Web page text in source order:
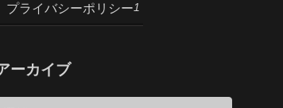
プライバシーポリシー1
ーカイブ